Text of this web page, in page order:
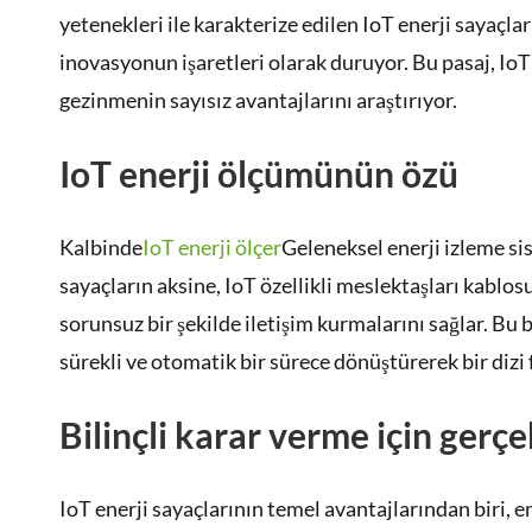
yetenekleri ile karakterize edilen IoT enerji
inovasyonun işaretleri olarak duruyor. Bu pasaj,
gezinmenin sayısız avantajlarını araştırıyor.
IoT enerji ölçümünün özü
KalbindeIoT enerji ölçerGeleneksel enerji izleme
sayaçların aksine, IoT özellikli meslektaşları
sorunsuz bir şekilde iletişim kurmalarını sağlar.
sürekli ve otomatik bir sürece dönüştürerek bir dizi
Bilinçli karar verme için
IoT enerji sayaçlarının temel avantajlarından biri,